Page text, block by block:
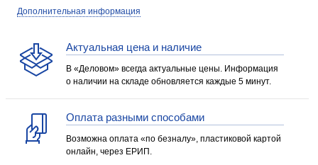
Дополнительная информация
Актуальная цена и наличие
В «Деловом» всегда актуальные цены. Информация
о наличии на складе обновляется каждые 5 минут.
Оплата разными способами
Возможна оплата «по безналу», пластиковой картой
онлайн, через ЕРИП.